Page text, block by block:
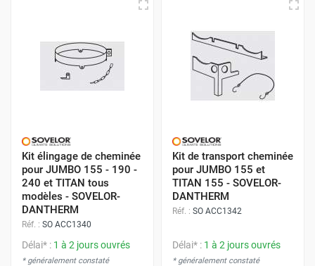
Kit élingage de cheminée
pour JUMBO 155 - 190 -
240 et TITAN tous
modèles - SOVELOR-
DANTHERM
Réf. : SO ACC1340
Délai* : 1 à 2 jours ouvrés
* généralement constaté
Kit de transport cheminée
pour JUMBO 155 et
TITAN 155 - SOVELOR-
DANTHERM
Réf. : SO ACC1342
Délai* : 1 à 2 jours ouvrés
* généralement constaté